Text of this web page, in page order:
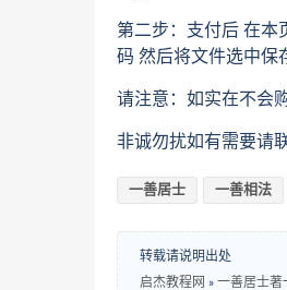
第二步：支付后 在本
码 然后将文件选中保
请注意：如实在不会
非诚勿扰如有需要请
一善居士 一善相法
转载请说明出处
启杰教程网 » 一善居士著